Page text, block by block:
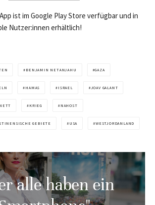
ist im Google Play Store verfügbar und in
Nutzer:innen erhältlich!
BENJAMIN NETANJAHU GAZA
HAMAS ISRAEL JOAV GALANT
KRIEG NAHOST
GEBIETE USA WESTJORDANLAND
alle haben ein